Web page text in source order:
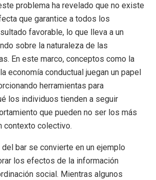
problema ha revelado que no existe
que garantice a todos los
favorable, lo que lleva a un
sobre la naturaleza de las
En este marco, conceptos como la
economía conductual juegan un papel
herramientas para
los individuos tienden a seguir
que pueden no ser los más
contexto colectivo.
bar se convierte en un ejemplo
los efectos de la información
social. Mientras algunos